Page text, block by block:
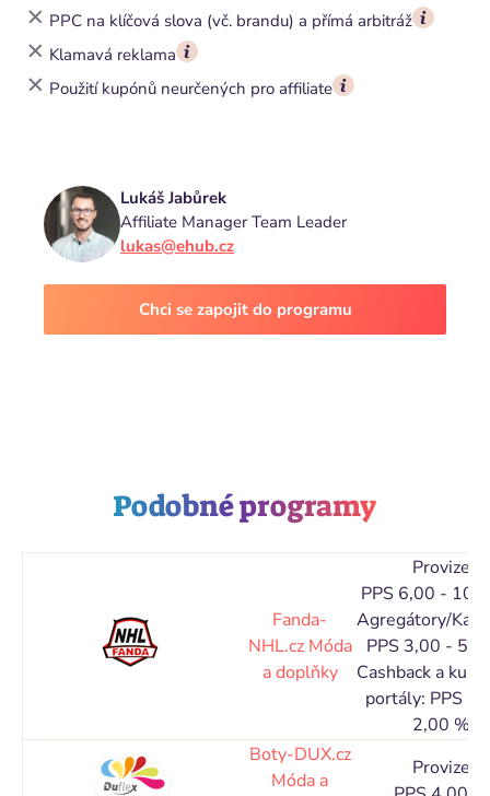
PPC na klíčová slova (vč. brandu) a přímá arbitráž
Klamavá reklama
Použití kupónů neurčených pro affiliate
Lukáš Jabůrek
Affiliate Manager Team Leader
lukas@ehub.cz
Chci se zapojit do programu
Podobné programy
Fanda-
NHL.cz Móda
a doplňky
Provize
PPS 6,00 -
Agregátory/
PPS 3,00 -
Cashback a
portály: PPS
2,00 %
Boty-DUX.cz
Móda a
Provize